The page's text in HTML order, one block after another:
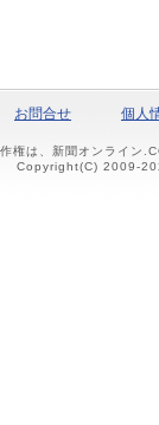
お問合せ 個人
権は、新聞オンライン
Copyright(C) 2009-